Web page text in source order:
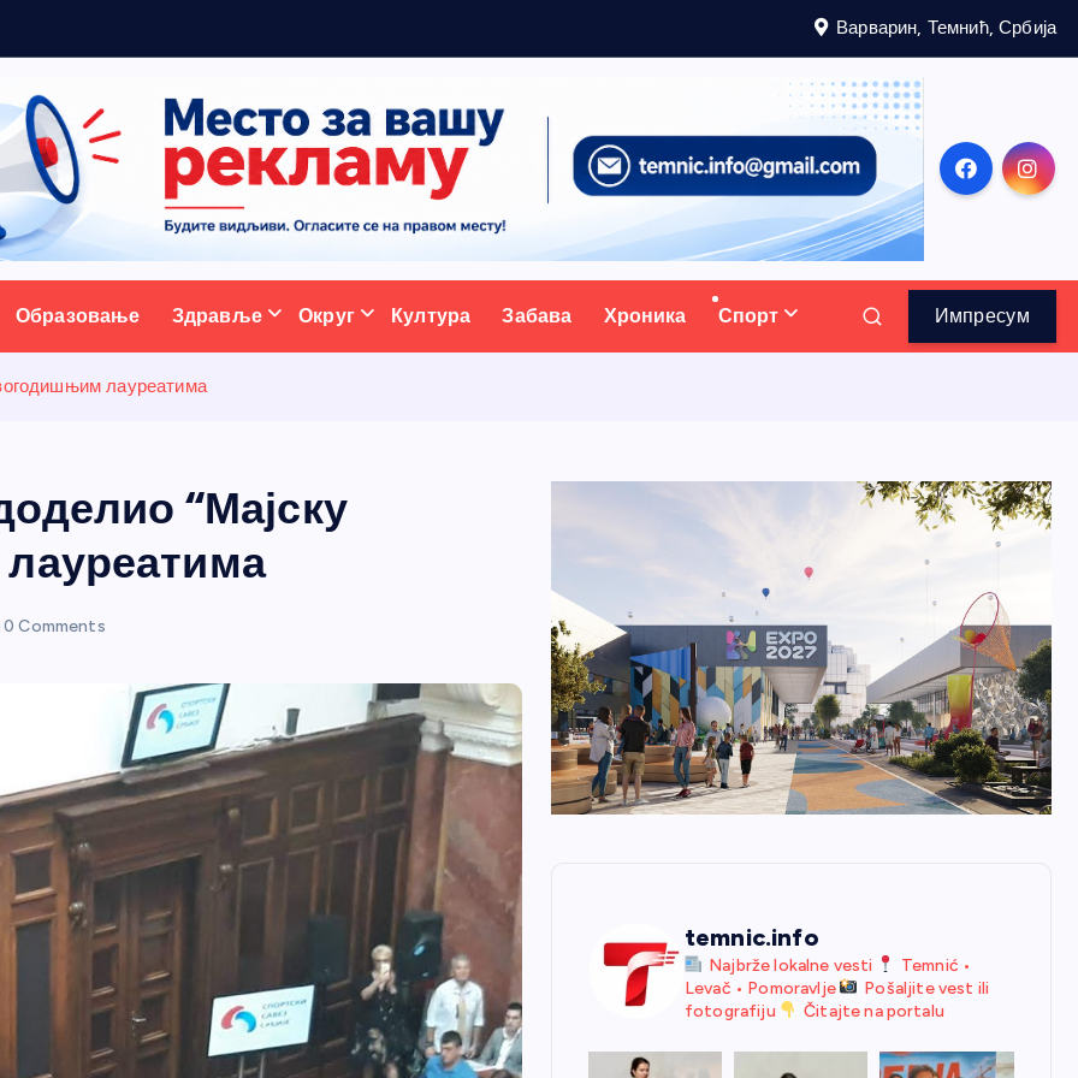
Варварин, Темнић, Србија
портал
Образовање Здравље Округ Култура Забава Хроника Спорт Импресум
лауреатима
“Мајску
0 Comments
temnic.info
Najbrže lokalne vesti
Temnić •
Levač • Pomoravlje
Pošaljite vest ili
fotografiju
Čitajte na portalu